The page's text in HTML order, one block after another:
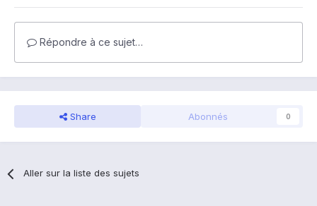
Répondre à ce sujet…
Share Abonnés 0
Aller sur la liste des sujets